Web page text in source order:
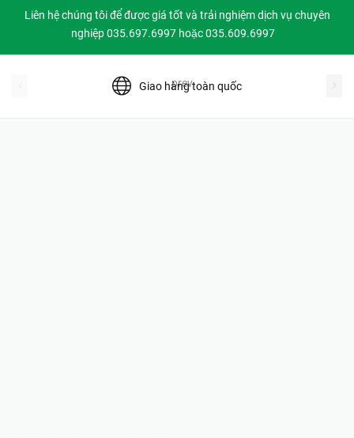
Liên hệ chúng tôi để được giá tốt và trải nghiệm dịch vụ chuyên
nghiệp 035.697.6997 hoặc 035.609.6997
Giao hàng toàn quốc
prev